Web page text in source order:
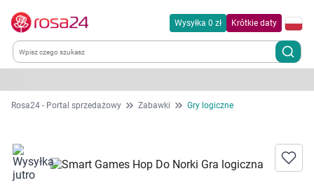
Wysyłka 0 zł Krótkie daty
Kategorie
Dla zwierząt
Rosa24 - Portal sprzedażowy Zabawki Gry logiczne